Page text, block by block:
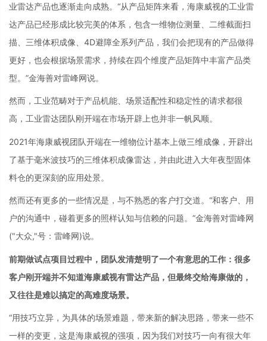
业雷达产品也逐渐走向成熟。“从产品矩阵来看，海康威视的工业雷
达产品已经形成比较完美的体系，包含一维物位测量、二维截面扫
描、三维体积成像、4D避障全系列产品，我们会把现有的产品做得
更好，也会根据场景需求，持续在四个维度产品矩阵中丰富产品类
型。”金海善对雷峰网说。
然而，工业范畴对于产品机能、场景适配性和稳定性的请求都很
高，工业雷达团队刚开端在市场开辟上也并非一帆风顺。
2021年海康威视团队开端在一维物位计基本上做三维成像，开辟出
了基于毫米波技巧的三维体积成像雷达，并由此进入大年夜型固体
料仓的更深刻的应用处景。
然而还有更多的一些情况是，与不熟悉的客户打交道。“和客户、用
户的沟通中，碰着更多的照样认知与信赖的问题。”金海善对雷峰网
("大众,"号：雷峰网)说。
前期做试点项目过程中，团队发清楚明了一个有意思的工作：很多
客户刚开端并不知道海康威视有雷达产品，但最终交给海康做的，
又往往是难以搞定的高难度场景。
“用技巧立异，为具体的场景难题，带来新的解决思路，带来一些不
一样的变更，这是海康威视的强项，因为我们对技巧一向有很大年